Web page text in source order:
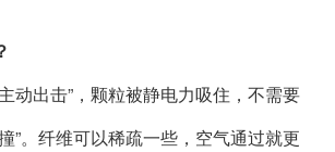
动出击”，颗粒被静电力吸住，不需要
”。纤维可以稀疏一些，空气通过就更